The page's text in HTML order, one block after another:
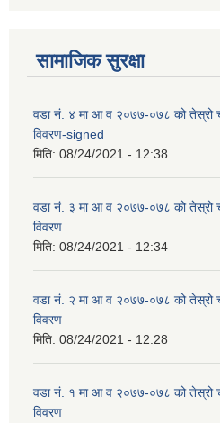
सामाजिक सुरक्षा
वडा न‌ं. ४ मा आ व २०७७-०७८ को तेस्रो
विवरण-signed
मिति: 08/24/2021 - 12:38
वडा न‌ं. ३ मा आ व २०७७-०७८ को तेस्रो
विवरण
मिति: 08/24/2021 - 12:34
वडा न‌ं. २ मा आ व २०७७-०७८ को तेस्रो
विवरण
मिति: 08/24/2021 - 12:28
वडा न‌ं. १ मा आ व २०७७-०७८ को तेस्रो
विवरण